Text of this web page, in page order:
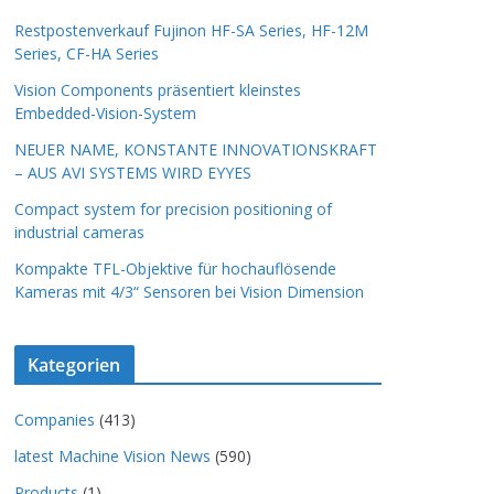
Restpostenverkauf Fujinon HF-SA Series, HF-12M
Series, CF-HA Series
Vision Components präsentiert kleinstes
Embedded-Vision-System
NEUER NAME, KONSTANTE INNOVATIONSKRAFT
– AUS AVI SYSTEMS WIRD EYYES
Compact system for precision positioning of
industrial cameras
Kompakte TFL-Objektive für hochauflösende
Kameras mit 4/3“ Sensoren bei Vision Dimension
Kategorien
Companies (413)
latest Machine Vision News (590)